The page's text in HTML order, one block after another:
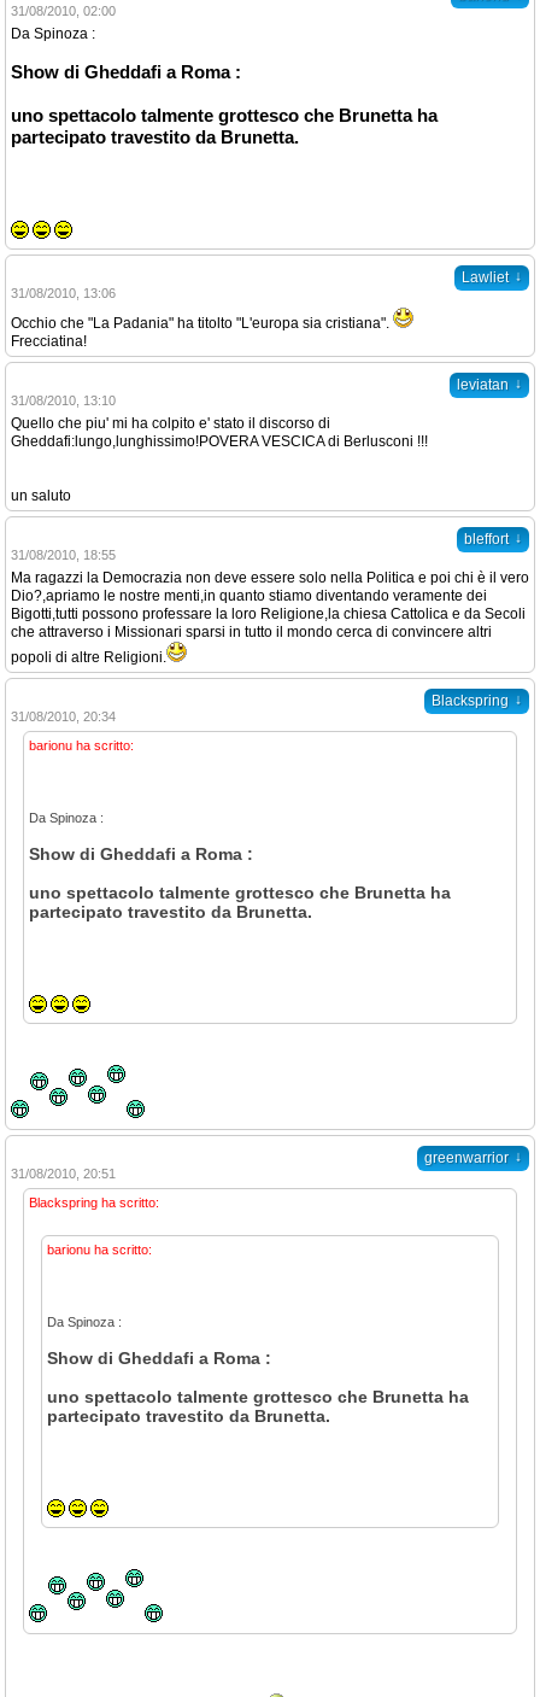
31/08/2010, 02:00
Da Spinoza :
Show di Gheddafi a Roma :
uno spettacolo talmente grottesco che Brunetta ha
partecipato travestito da Brunetta.
Lawliet ↓
31/08/2010, 13:06
Occhio che "La Padania" ha titolto "L'europa sia cristiana".
Frecciatina!
leviatan ↓
31/08/2010, 13:10
Quello che piu' mi ha colpito e' stato il discorso di
Gheddafi:lungo,lunghissimo!POVERA VESCICA di Berlusconi !!!
un saluto
bleffort ↓
31/08/2010, 18:55
Ma ragazzi la Democrazia non deve essere solo nella Politica e poi chi è il vero
Dio?,apriamo le nostre menti,in quanto stiamo diventando veramente dei
Bigotti,tutti possono professare la loro Religione,la chiesa Cattolica e da Secoli
che attraverso i Missionari sparsi in tutto il mondo cerca di convincere altri
popoli di altre Religioni.
Blackspring ↓
31/08/2010, 20:34
barionu ha scritto:
Da Spinoza :
Show di Gheddafi a Roma :
uno spettacolo talmente grottesco che Brunetta ha
partecipato travestito da Brunetta.
greenwarrior ↓
31/08/2010, 20:51
Blackspring ha scritto:
barionu ha scritto:
Da Spinoza :
Show di Gheddafi a Roma :
uno spettacolo talmente grottesco che Brunetta ha
partecipato travestito da Brunetta.